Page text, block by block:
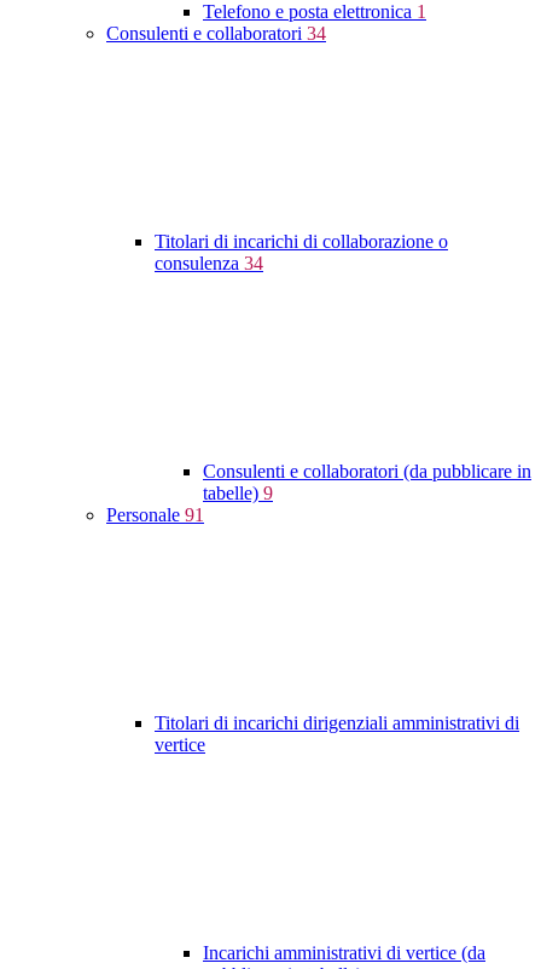
Telefono e posta elettronica 1
Consulenti e collaboratori 34
Titolari di incarichi di collaborazione o
consulenza 34
Consulenti e collaboratori (da pubblicare in
tabelle) 9
Personale 91
Titolari di incarichi dirigenziali amministrativi di
vertice
Incarichi amministrativi di vertice (da